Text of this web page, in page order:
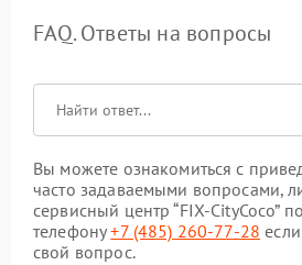
FAQ. Ответы на вопросы
Вы можете ознакомиться с
часто задаваемыми вопросами,
сервисный центр “FIX-CityCoco”
телефону+7 (485) 260-77-28
свой вопрос.